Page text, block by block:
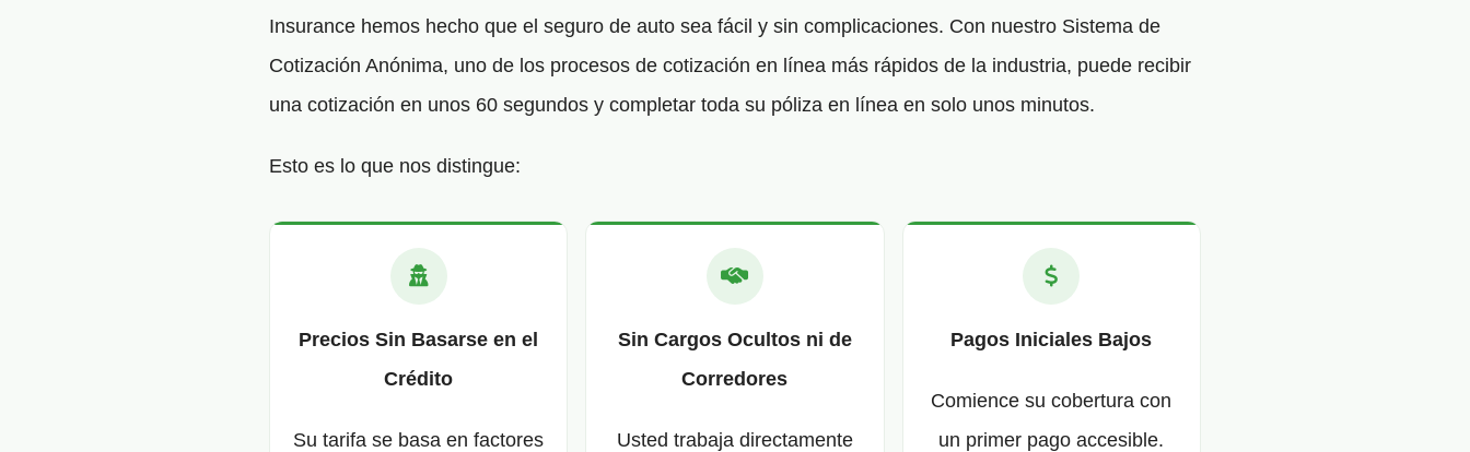
Insurance hemos hecho que el seguro de auto sea fácil y sin complicaciones. Con nuestro Sistema de
Cotización Anónima, uno de los procesos de cotización en línea más rápidos de la industria, puede recibir
una cotización en unos 60 segundos y completar toda su póliza en línea en solo unos minutos.
Esto es lo que nos distingue:
Precios Sin Basarse en el
Crédito
Su tarifa se basa en factores
Sin Cargos Ocultos ni de
Corredores
Usted trabaja directamente
Pagos Iniciales Bajos
Comience su cobertura con
un primer pago accesible.